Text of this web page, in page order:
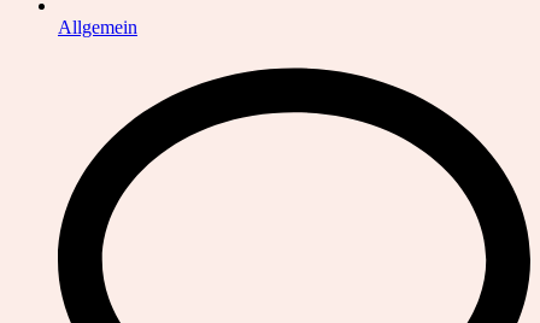
Allgemein